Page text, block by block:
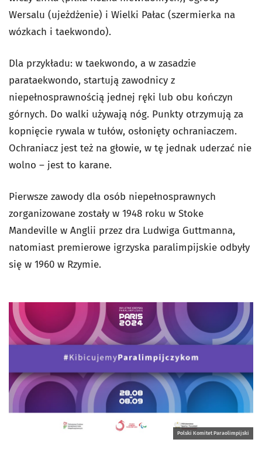
Wersalu (ujeżdżenie) i Wielki Pałac (szermierka na
wózkach i taekwondo).
Dla przykładu: w taekwondo, a w zasadzie
parataekwondo, startują zawodnicy z
niepełnosprawnością jednej ręki lub obu kończyn
górnych. Do walki używają nóg. Punkty otrzymują za
kopnięcie rywala w tułów, osłonięty ochraniaczem.
Ochraniacz jest też na głowie, w tę jednak uderzać nie
wolno – jest to karane.
Pierwsze zawody dla osób niepełnosprawnych
zorganizowane zostały w 1948 roku w Stoke
Mandeville w Anglii przez dra Ludwiga Guttmanna,
natomiast premierowe igrzyska paralimpijskie odbyły
się w 1960 w Rzymie.
Polski Komitet Paraolimpijski